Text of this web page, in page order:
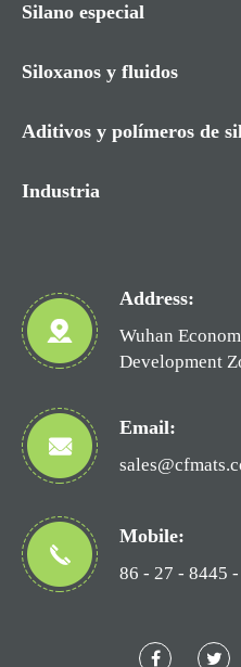
Silano especial
Siloxanos y fluidos
Aditivos y polímeros de
Industria
Address:
Wuhan
Development
Email:
Mobile:
86 - 27 - 8445